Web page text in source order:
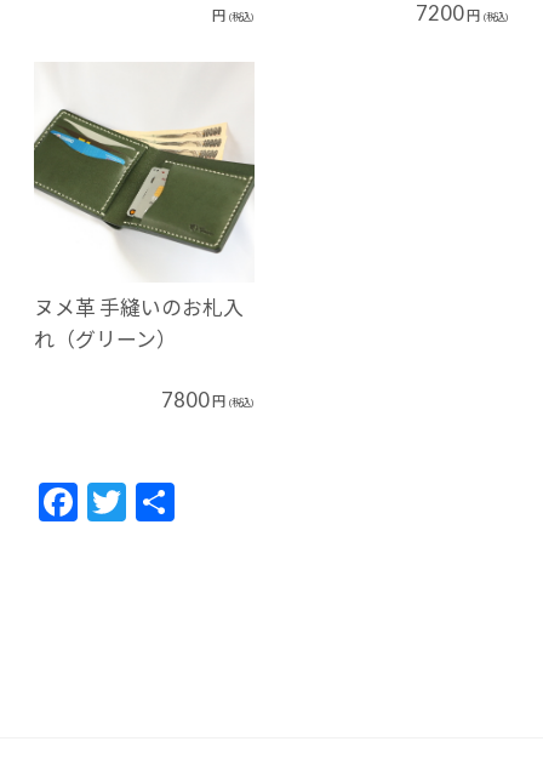
円 (税込) 7200円 (税込)
ヌメ革 手縫いのお札入
れ（グリーン）
7800 円 (税込)
F
T